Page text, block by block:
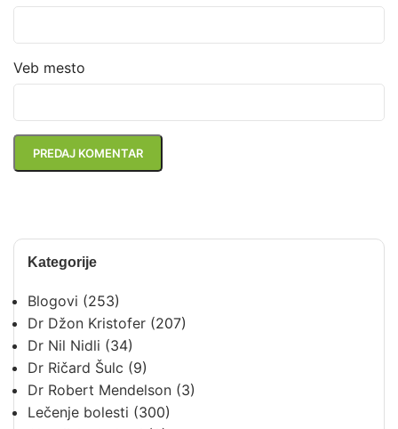
Kategorije
Blogovi (253)
Dr Džon Kristofer (207)
Dr Nil Nidli (34)
Dr Ričard Šulc (9)
Dr Robert Mendelson (3)
Lečenje bolesti (300)
Veb mesto